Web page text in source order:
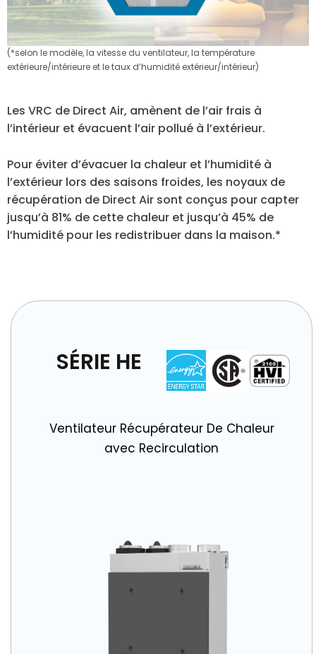
Les VRC de Direct Air, amènent de l’air frais à
l’intérieur et évacuent l’air pollué à l’extérieur.
Pour éviter d’évacuer la chaleur et l’humidité à
l’extérieur lors des saisons froides, les noyaux de
récupération de Direct Air sont conçus pour capter
jusqu’à 81% de cette chaleur et jusqu’à 45% de
l’humidité pour les redistribuer dans la maison.*
(*selon le modèle, la vitesse du ventilateur, la température
extérieure/intérieure et le taux d’humidité extérieur/intérieur)
SÉRIE HE
Ventilateur Récupérateur De Chaleur
avec Recirculation